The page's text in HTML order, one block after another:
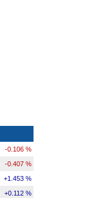
-0.106 %
-0.407 %
+1.453 %
+0.112 %